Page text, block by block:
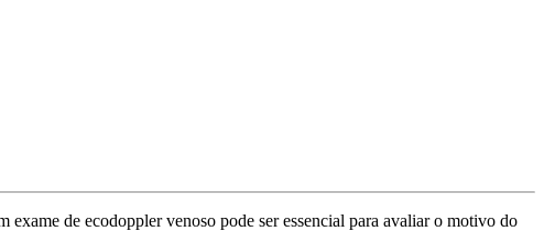
de ecodoppler venoso pode ser essencial para avaliar o motivo do